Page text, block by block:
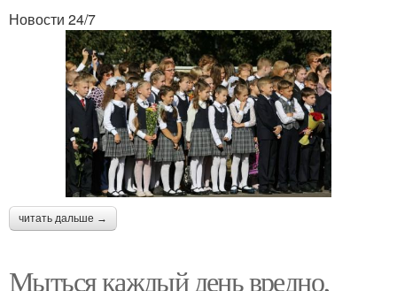
Новости 24/7
читать дальше →
Мыться каждый день вредно,